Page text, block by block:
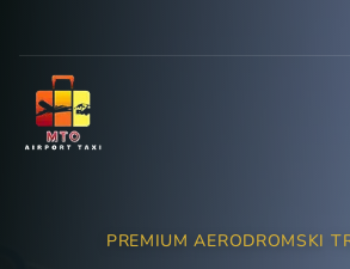
PREMIUM AERODROMSKI